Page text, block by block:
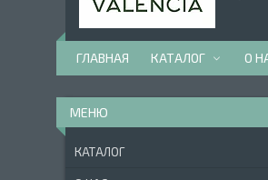
ГЛАВНАЯ КАТАЛОГ О
КАТАЛОГ